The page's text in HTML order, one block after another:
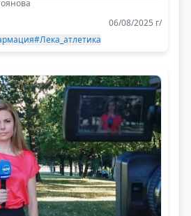
06/08/2025 г/
#Лека_атлетика